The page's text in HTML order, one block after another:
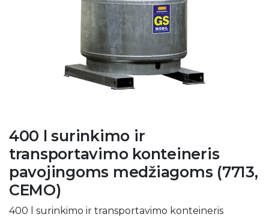
400 l surinkimo ir
transportavimo konteineris
pavojingoms medžiagoms (7713,
CEMO)
400 l surinkimo ir transportavimo konteineris